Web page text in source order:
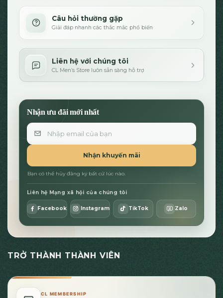
Câu hỏi thường gặp
Giải đáp nhanh các thắc mắc phổ biến
Liên hệ với chúng tôi
CL Men’s Store luôn sẵn sàng hỗ trợ
Nhận ưu đãi mới nhất
Email
Nhận khuyến mãi
Bạn có thể hủy đăng ký bất cứ lúc nào.
Liên hệ Mạng xã hội của chúng tôi
Facebook Instagram TikTok Zalo
TRỞ THÀNH THÀNH VIÊN
CL MEMBERSHIP